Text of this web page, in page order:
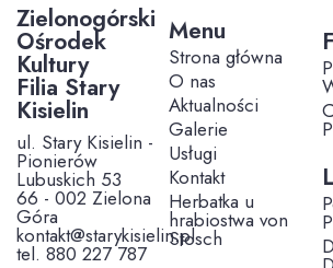
Zielonogórski
Ośrodek
Kultury
Filia Stary
Kisielin
ul. Stary Kisielin -
Pionierów
Lubuskich 53
66 - 002 Zielona
Góra
kontakt@starykisielin.pl
tel. 880 227 787
Menu
Strona główna
O nas
Aktualności
Galerie
Usługi
Kontakt
Herbatka u
hrabiostwa von
Stosch